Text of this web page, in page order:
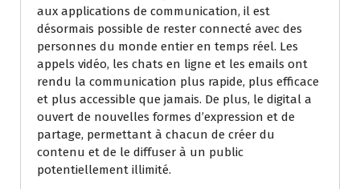
aux applications de communication, il est
désormais possible de rester connecté avec des
personnes du monde entier en temps réel. Les
appels vidéo, les chats en ligne et les emails ont
rendu la communication plus rapide, plus efficace
et plus accessible que jamais. De plus, le digital a
ouvert de nouvelles formes d’expression et de
partage, permettant à chacun de créer du
contenu et de le diffuser à un public
potentiellement illimité.